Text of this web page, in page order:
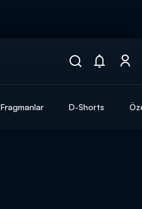
Fragmanlar D-Shorts